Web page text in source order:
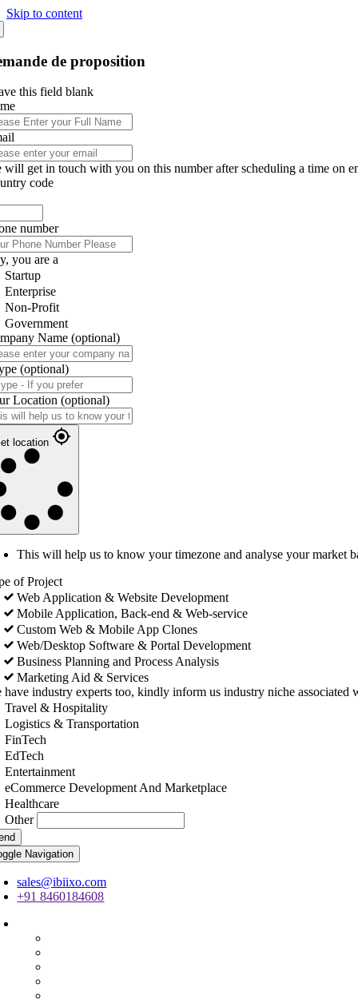
Skip to content
de proposition
this field blank
will get in touch with you on this number after scheduling a time on
code
number
you are a
Startup
Enterprise
Non-Profit
Government
Name (optional)
(optional)
Location (optional)
location
This will help us to know your timezone and analyse your market
of Project
Web Application & Website Development
Mobile Application, Back-end & Web-service
Custom Web & Mobile App Clones
Web/Desktop Software & Portal Development
Business Planning and Process Analysis
Marketing Aid & Services
have industry experts too, kindly inform us industry niche associated
Travel & Hospitality
Logistics & Transportation
FinTech
EdTech
Entertainment
eCommerce Development And Marketplace
Healthcare
Other
Navigation
sales@ibiixo.com
+91 8460184608